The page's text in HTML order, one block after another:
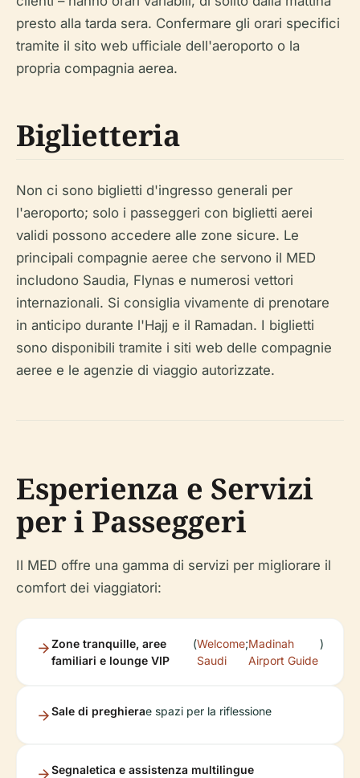
presto alla tarda sera. Confermare gli orari specifici
tramite il sito web ufficiale dell'aeroporto o la
propria compagnia aerea.
Biglietteria
Non ci sono biglietti d'ingresso generali per
l'aeroporto; solo i passeggeri con biglietti aerei
validi possono accedere alle zone sicure. Le
principali compagnie aeree che servono il MED
includono Saudia, Flynas e numerosi vettori
internazionali. Si consiglia vivamente di prenotare
in anticipo durante l'Hajj e il Ramadan. I biglietti
sono disponibili tramite i siti web delle compagnie
aeree e le agenzie di viaggio autorizzate.
Esperienza e Servizi
per i Passeggeri
Il MED offre una gamma di servizi per migliorare il
comfort dei viaggiatori:
Zone tranquille, aree
familiari e lounge VIP
(Welcome
Saudi
;Madinah
Airport Guide
)
Sale di preghierae spazi per la riflessione
Segnaletica e assistenza multilingue